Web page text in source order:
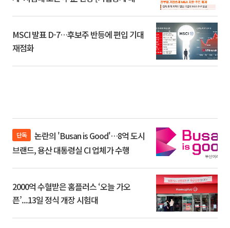
MSCI 발표 D-7…후보주 반등에 편입 기대
재점화
단독
브랜드, 용산 대통령실 CI 업체가 수행
2000억 수혈받은 홈플러스 ‘오늘 가오
픈’...13일 정식 개장 시험대